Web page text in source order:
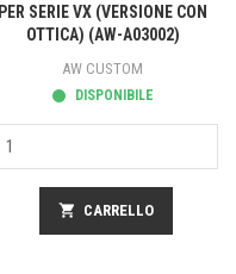
PER SERIE VX (VERSIONE CON
OTTICA) (AW-A03002)
AW CUSTOM
DISPONIBILE
shopping_cart CARRELLO